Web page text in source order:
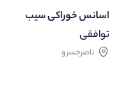
اسانس خوراکی سیب
توافقی
ناصرخسرو